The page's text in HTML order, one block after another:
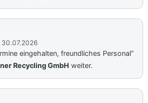
30.07.2026
eingehalten, freundliches Personal“
Recycling GmbH weiter.